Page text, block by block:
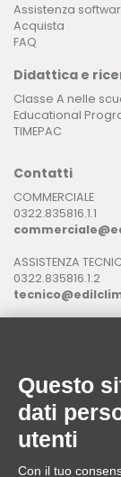
Assistenza
Acquista
FAQ
Didattica e
Classe A nelle
Educational
TIMEPAC
Contatti
COMMERCIALE
0322.835816.1.1
ASSISTENZA
0322.835816.1.2
Download
Application
Brochure
ASSISTENZA
Questo
dati
utenti
Con il tuo